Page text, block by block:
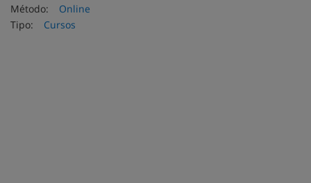
Método:
Online
Tipo:
Cursos